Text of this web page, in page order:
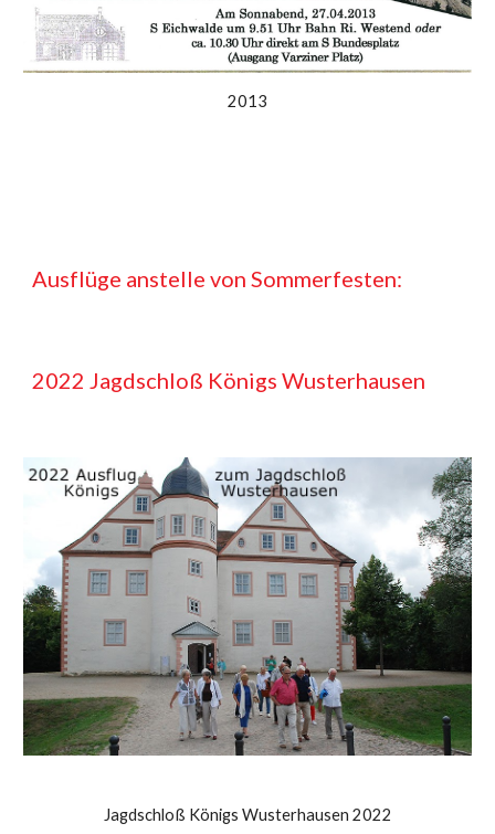
2013
Ausflüge anstelle von Sommerfesten:
2022 Jagdschloß Königs Wusterhausen
Jagdschloß Königs Wusterhausen 2022